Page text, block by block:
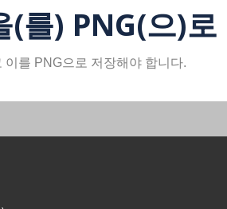
를) PNG(으)로
를 PNG으로 저장해야 합니다.